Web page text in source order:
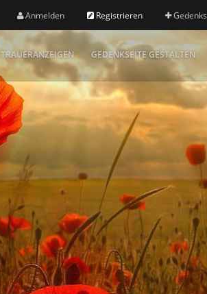
Anmelden Registrieren
TRAUERANZEIGEN GEDENKSEITE GESTALTEN